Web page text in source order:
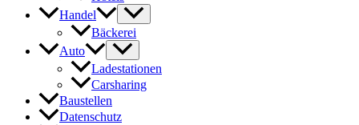
Handel
Bäckerei
Auto
Ladestationen
Carsharing
Baustellen
Datenschutz